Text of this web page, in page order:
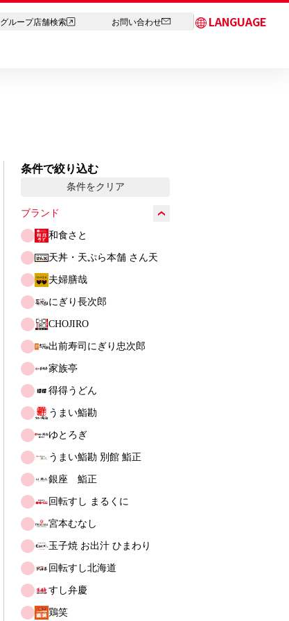
グループ店舗検索 お問い合わせ LANGUAGE
条件で絞り込む
条件をクリア
ブランド
和食さと
天丼・天ぷら本舗 さん天
夫婦膳哉
にぎり長次郎
CHOJIRO
出前寿司にぎり忠次郎
家族亭
得得うどん
うまい鮨勘
ゆとろぎ
うまい鮨勘 別館 鮨正
銀座　鮨正
回転すし まるくに
宮本むなし
玉子焼 お出汁 ひまわり
回転すし北海道
すし弁慶
鶏笑